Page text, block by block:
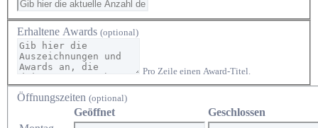
Erhaltene Awards (optional)
Pro Zeile einen Award-Titel.
Öffnungszeiten (optional)
Geöffnet
Geschlossen